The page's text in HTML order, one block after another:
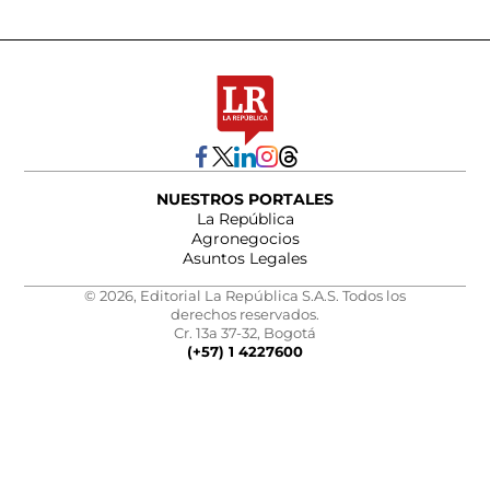
NUESTROS PORTALES
La República
Agronegocios
Asuntos Legales
© 2026, Editorial La República S.A.S. Todos los
derechos reservados.
Cr. 13a 37-32, Bogotá
(+57) 1 4227600